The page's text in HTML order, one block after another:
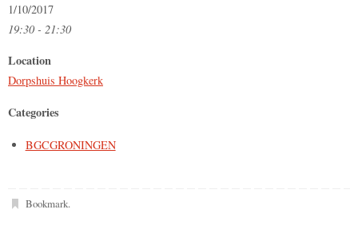
1/10/2017
19:30 - 21:30
Location
Dorpshuis Hoogkerk
Categories
BGCGRONINGEN
Bookmark.